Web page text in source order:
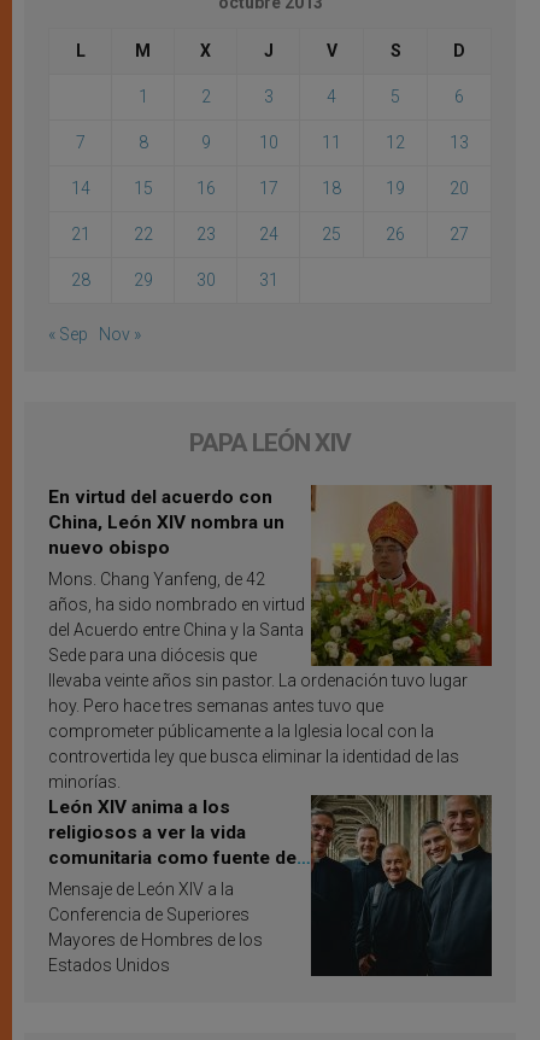
L M X J V S D
1 2 3 4 5 6
7 8 9 10 11 12 13
14 15 16 17 18 19 20
21 22 23 24 25 26 27
28 29 30 31
« Sep Nov »
PAPA LEÓN XIV
En virtud del acuerdo con
China, León XIV nombra un
nuevo obispo
Mons. Chang Yanfeng, de 42
años, ha sido nombrado en virtud
del Acuerdo entre China y la Santa
Sede para una diócesis que
llevaba veinte años sin pastor. La ordenación tuvo lugar
hoy. Pero hace tres semanas antes tuvo que
comprometer públicamente a la Iglesia local con la
controvertida ley que busca eliminar la identidad de las
minorías.
León XIV anima a los
religiosos a ver la vida
comunitaria como fuente de
inspiración y santificación
Mensaje de León XIV a la
Conferencia de Superiores
Mayores de Hombres de los
Estados Unidos